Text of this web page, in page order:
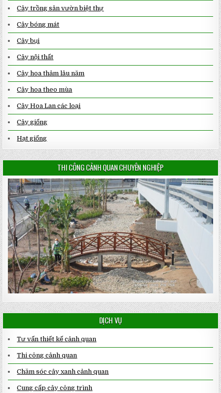
Cây trồng sân vườn biệt thự
Cây bóng mát
Cây bụi
Cây nội thất
Cây hoa thảm lâu năm
Cây hoa theo mùa
Cây Hoa Lan các loại
Cây giống
Hạt giống
THI CÔNG CẢNH QUAN CHUYÊN NGHIỆP
DỊCH VỤ
Tư vấn thiết kế cảnh quan
Thi công cảnh quan
Chăm sóc cây xanh cảnh quan
Cung cấp cây công trình